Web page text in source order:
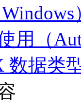
用（
数据类